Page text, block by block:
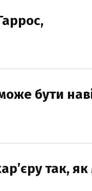
бути
так, як